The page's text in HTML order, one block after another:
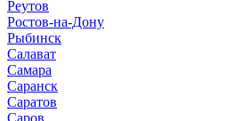
Реутов
Ростов-на-Дону
Рыбинск
Салават
Самара
Саранск
Саратов